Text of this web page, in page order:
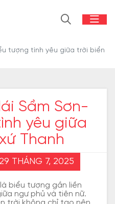
tượng tình yêu giữa trời biển
Sầm Sơn-
yêu giữa
Thanh
THÁNG 7, 2025
là biểu tượng gắn liền
ngư phủ và tiên nữ.